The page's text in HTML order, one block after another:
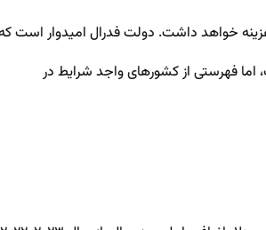
دلار طی چهار سال هزینه خواهد داشت. دولت فدرال امیدوار است
اما فهرستی از کشورهای واجد شرایط در